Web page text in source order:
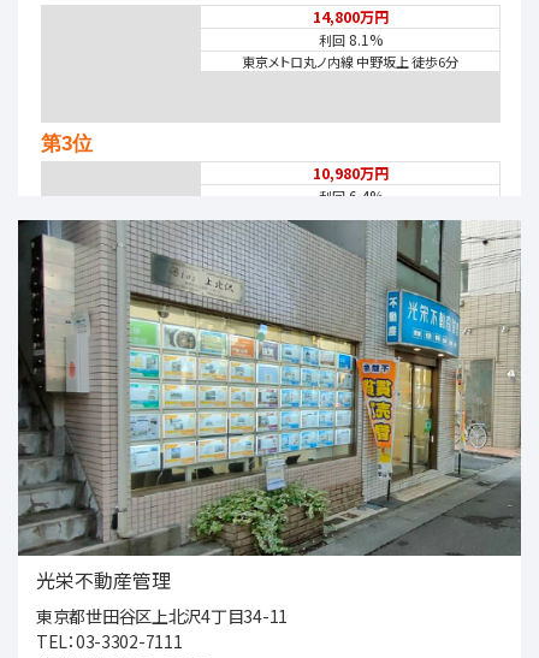
14,800万円
利回8.1%
東京メトロ丸ノ内線 中野坂上 徒歩6分
第3位
10,980万円
利回6.4%
上北沢駅
第4位
4,580万円
中央本線 荻窪 徒歩2分
第5位
5,590万円
3ＬＤＫ
西武池袋・豊島線 石神井公園
第6位
光栄不動産管理
東京都世田谷区上北沢4丁目34-11
TEL：03-3302-7111